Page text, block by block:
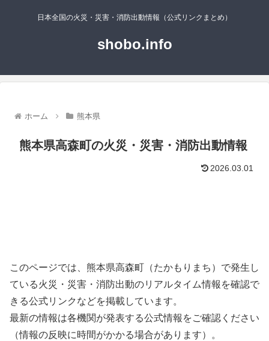
日本全国の火災・災害・消防出動情報（公式リンクまとめ）
shobo.info
ホーム 熊本県
熊本県高森町の火災・災害・消防出動情報
2026.03.01
このページでは、熊本県高森町（たかもりまち）で発生し
ている火災・災害・消防出動のリアルタイム情報を確認で
きる公式リンクなどを掲載しています。
最新の情報は各機関が発表する公式情報をご確認ください
（情報の反映に時間がかかる場合があります）。